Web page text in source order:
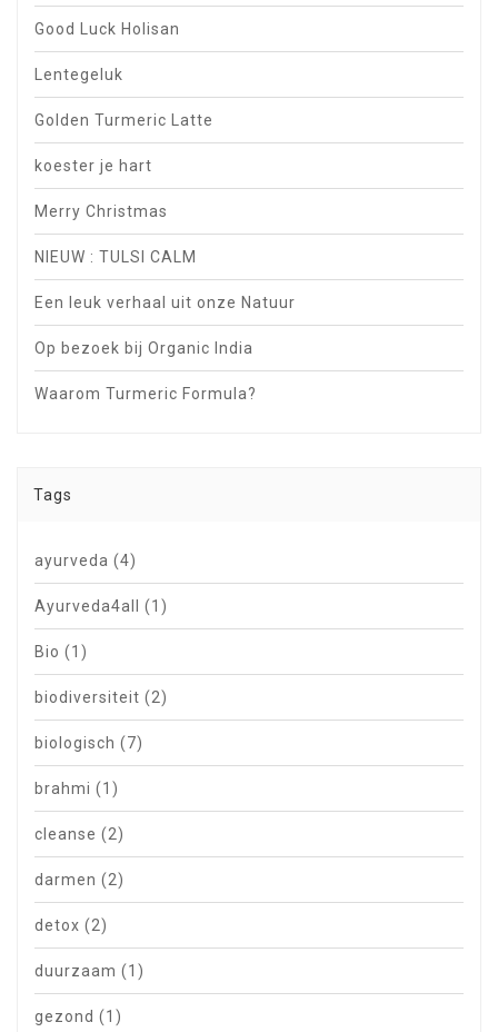
Good Luck Holisan
Lentegeluk
Golden Turmeric Latte
koester je hart
Merry Christmas
NIEUW : TULSI CALM
Een leuk verhaal uit onze Natuur
Op bezoek bij Organic India
Waarom Turmeric Formula?
Tags
ayurveda (4)
Ayurveda4all (1)
Bio (1)
biodiversiteit (2)
biologisch (7)
brahmi (1)
cleanse (2)
darmen (2)
detox (2)
duurzaam (1)
gezond (1)